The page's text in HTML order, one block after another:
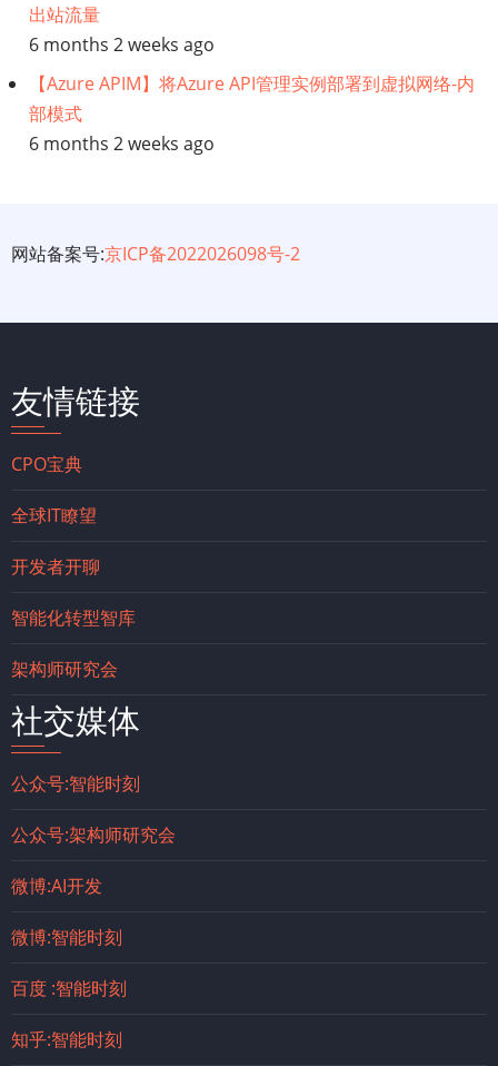
出站流量
6 months 2 weeks ago
【Azure APIM】将Azure API管理实例部署到虚拟网络-内
部模式
6 months 2 weeks ago
网站备案号:京ICP备2022026098号-2
友情链接
CPO宝典
全球IT瞭望
开发者开聊
智能化转型智库
架构师研究会
社交媒体
公众号:智能时刻
公众号:架构师研究会
微博:AI开发
微博:智能时刻
百度 :智能时刻
知乎:智能时刻